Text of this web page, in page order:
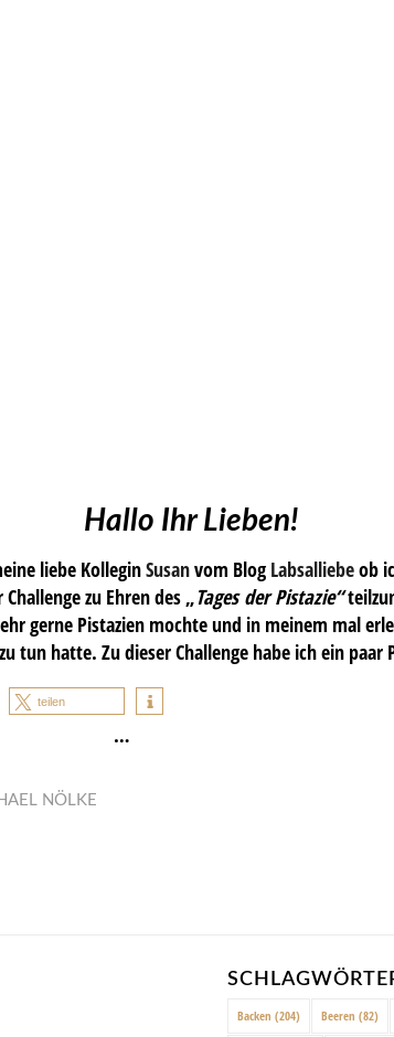
Hallo Ihr Lieben!
liebe KolleginSusanvom Blog Labsalliebeob
zu Ehren des „Tages der Pistazie“
gerne Pistazien mochte und in meinem mal
tun hatte. Zu dieser Challenge habe ich ein paar
teilen
…
NÖLKE
Backen (204) Beeren (82)